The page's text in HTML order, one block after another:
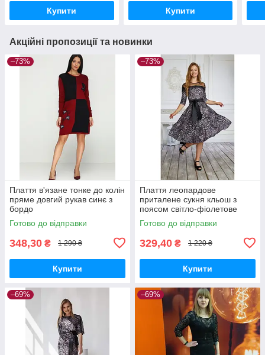
Купити Купити
Акційні пропозиції та новинки
–73%
Плаття в'язане тонке до колін
пряме довгий рукав синє з
бордо
Готово до відправки
348,30 ₴ 1 290 ₴
Купити
–73%
Плаття леопардове
приталене сукня кльош з
поясом світло-фіолетове
Готово до відправки
329,40 ₴ 1 220 ₴
Купити
–69% –69%